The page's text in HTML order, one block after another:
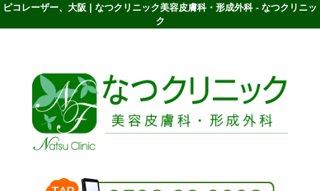
ピコレーザー、大阪 | なつクリニック美容皮膚科・形成外科 - なつクリニッ
ク